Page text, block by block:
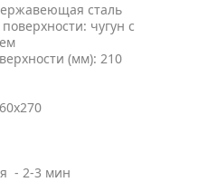
сталь
чугун с
(мм): 210
- 2-3 мин